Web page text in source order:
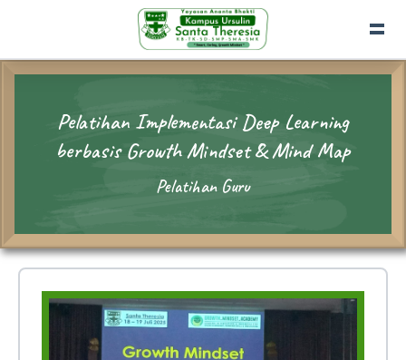
Pelatihan Implementasi Deep Learning
berbasis Growth Mindset & Mind Map
Pelatihan Guru